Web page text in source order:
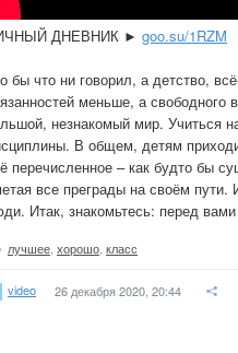
ДНЕВНИК ► goo.su/1RZM
бы что ни говорил, а детство,
меньше, а
незнакомый мир. Учиться
В общем, детям
перечисленное – как будто бы
все преграды на своём
Итак, знакомьтесь: перед
лучшее хорошо класс
video 26 декабря 2020, 20:44